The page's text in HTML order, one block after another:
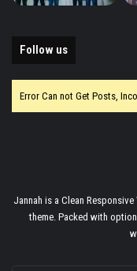
Follow us
Error Can not Get Posts,
Jannah is a Clean
theme. Packed with